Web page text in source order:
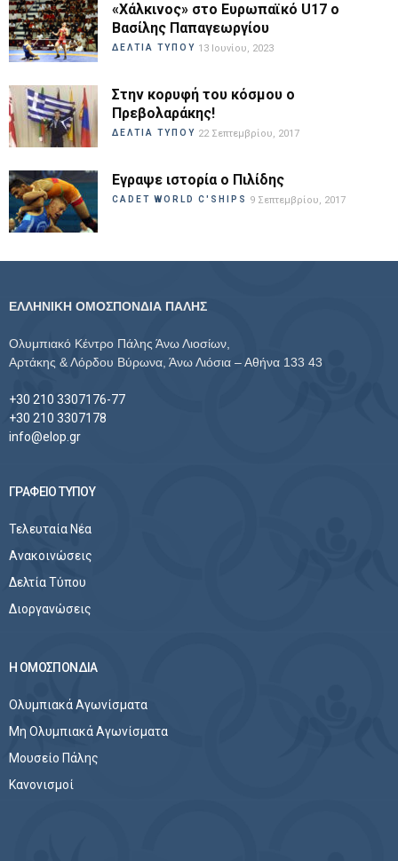
«Χάλκινος» στο Ευρωπαϊκό U17 ο
Βασίλης Παπαγεωργίου
ΔΕΛΤΙΑ ΤΥΠΟΥ 13 Ιουνίου, 2023
Στην κορυφή του κόσμου ο
Πρεβολαράκης!
ΔΕΛΤΙΑ ΤΥΠΟΥ 22 Σεπτεμβρίου, 2017
Εγραψε ιστορία ο Πιλίδης
CADET WORLD C'SHIPS 9 Σεπτεμβρίου, 2017
ΕΛΛΗΝΙΚΗ ΟΜΟΣΠΟΝΔΙΑ ΠΑΛΗΣ
Ολυμπιακό Κέντρο Πάλης Άνω Λιοσίων,
Αρτάκης & Λόρδου Βύρωνα, Άνω Λιόσια – Αθήνα 133 43
+30 210 3307176-77
+30 210 3307178
info@elop.gr
ΓΡΑΦΕΙΟ ΤΥΠΟΥ
Τελευταία Νέα
Ανακοινώσεις
Δελτία Τύπου
Διοργανώσεις
Η ΟΜΟΣΠΟΝΔΙΑ
Ολυμπιακά Αγωνίσματα
Μη Ολυμπιακά Αγωνίσματα
Μουσείο Πάλης
Κανονισμοί